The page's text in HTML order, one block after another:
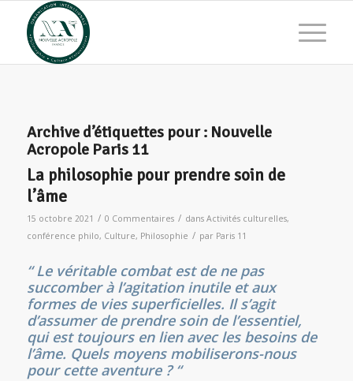
Archive d’étiquettes pour : Nouvelle
Acropole Paris 11
La philosophie pour prendre soin de
l’âme
15 octobre 2021 / 0 Commentaires / dans Activités culturelles,
conférence philo, Culture, Philosophie / par Paris 11
“ Le véritable combat est de ne pas
succomber à l’agitation inutile et aux
formes de vies superficielles. Il s’agit
d’assumer de prendre soin de l’essentiel,
qui est toujours en lien avec les besoins de
l’âme. Quels moyens mobiliserons-nous
pour cette aventure ? “